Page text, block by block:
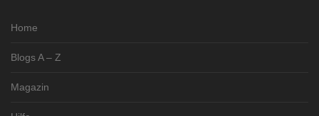
Home
Blogs A – Z
Magazin